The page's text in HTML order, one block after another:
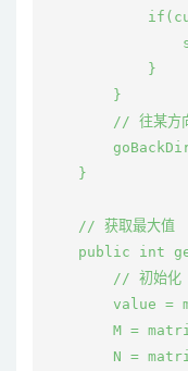
            }
        }
// 往某方
    }
    // 获取最大值
public int
        // 初始化
value =
M =
N =